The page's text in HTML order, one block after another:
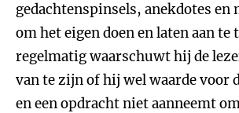
gedachtenspinsels, anekdotes en
om het eigen doen en laten aan te
regelmatig waarschuwt hij de
van te zijn of hij wel waarde voor
en een opdracht niet aanneemt